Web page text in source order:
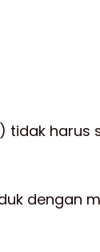
harus
dengan